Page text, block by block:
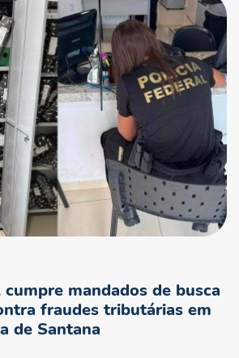
mandados de busca
fraudes tributárias em
de Santana